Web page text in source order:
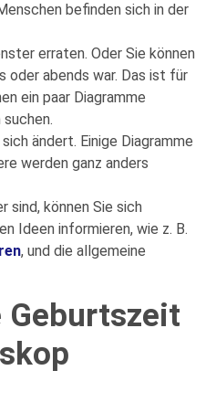
befinden sich in der
erraten. Oder Sie können
oder abends war. Das ist für
ein paar Diagramme
ändert. Einige Diagramme
werden ganz anders
sind, können Sie sich
Ideen informieren, wie z. B.
, und die allgemeine
Geburtszeit